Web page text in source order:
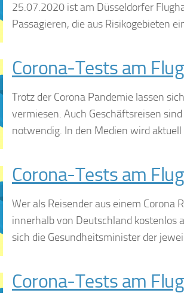
25.07.2020 ist am Düsseldorfer
Passagieren, die aus Risikogebieten
Corona-Tests am
Trotz der Corona Pandemie lassen
vermiesen. Auch Geschäftsreisen
notwendig. In den Medien wird
Corona-Tests am
Wer als Reisender aus einem Corona
innerhalb von Deutschland kostenlos
sich die Gesundheitsminister der
Corona-Tests am